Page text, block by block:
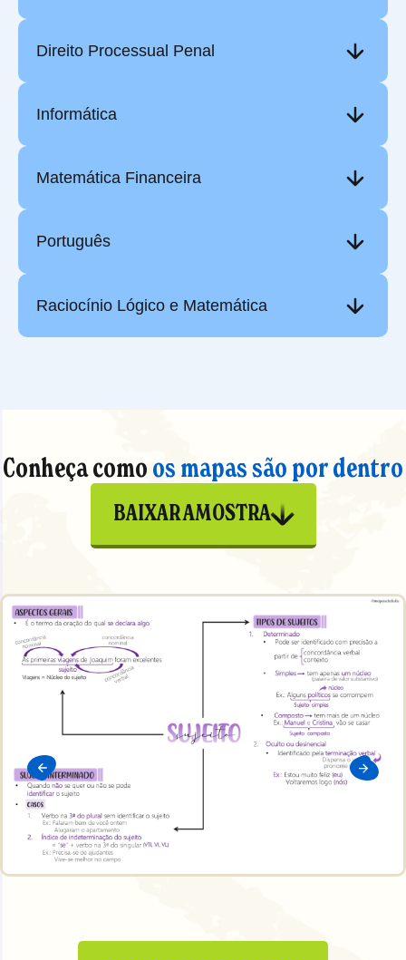
Direito Processual Penal
Informática
Matemática Financeira
Português
Raciocínio Lógico e Matemática
Conheça como os mapas são por dentro
BAIXAR AMOSTRA